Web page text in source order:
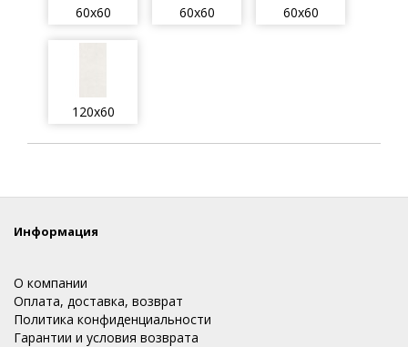
60x60 60x60 60x60
120x60
Информация
О компании
Оплата, доставка, возврат
Политика конфиденциальности
Гарантии и условия возврата